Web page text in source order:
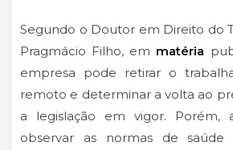
Segundo o Doutor em Direito do
Pragmácio Filho, em matéria
empresa pode retirar o
remoto e determinar a volta ao
a legislação em vigor. Porém,
observar as normas de saúde